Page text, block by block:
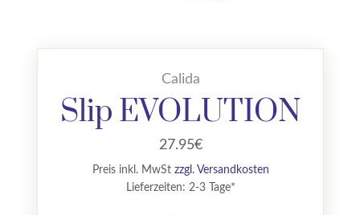
Calida
Slip EVOLUTION
27.95€
Preis inkl. MwSt zzgl. Versandkosten
Lieferzeiten: 2-3 Tage*